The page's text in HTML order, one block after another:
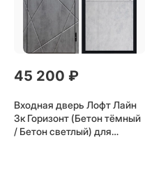
45 200 ₽
Входная дверь Лофт Лайн
3к Горизонт (Бетон тёмный
/ Бетон светлый) для